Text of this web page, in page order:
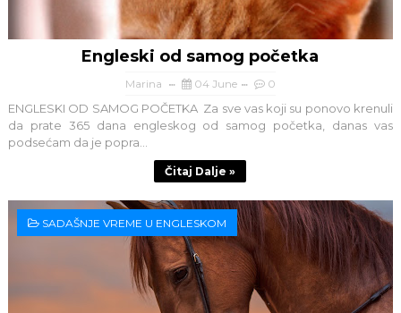
Engleski od samog početka
Marina 04 June 0
ENGLESKI OD SAMOG POČETKA Za sve vas koji su ponovo krenuli
da prate 365 dana engleskog od samog početka, danas vas
podsećam da je popra...
Čitaj Dalje »
SADAŠNJE VREME U ENGLESKOM